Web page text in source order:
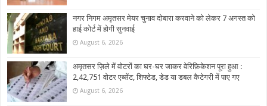
नगर निगम अमृतसर मेयर चुनाव दोबारा करवाने को लेकर 7 अगस्त को
हाई कोर्ट में होगी सुनवाई
August 6, 2026
अमृतसर ज़िले में वोटरों का घर-घर जाकर वेरिफ़िकेशन पूरा हुआ :
2,42,751 वोटर एब्सेंट, शिफ्टेड, डेड या डबल कैटेगरी में पाए गए
August 6, 2026